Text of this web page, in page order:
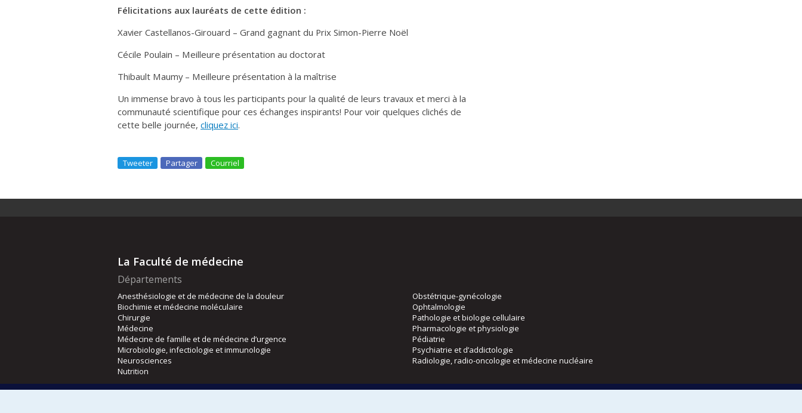
Félicitations aux lauréats de cette édition :
Xavier Castellanos-Girouard – Grand gagnant du Prix Simon-Pierre Noël
Cécile Poulain – Meilleure présentation au doctorat
Thibault Maumy – Meilleure présentation à la maîtrise
Un immense bravo à tous les participants pour la qualité de leurs travaux et merci à la
communauté scientifique pour ces échanges inspirants! Pour voir quelques clichés de
cette belle journée, cliquez ici.
Tweeter Partager Courriel
La Faculté de médecine
Départements
Anesthésiologie et de médecine de la douleur
Biochimie et médecine moléculaire
Chirurgie
Médecine
Médecine de famille et de médecine d’urgence
Microbiologie, infectiologie et immunologie
Neurosciences
Nutrition
Obstétrique-gynécologie
Ophtalmologie
Pathologie et biologie cellulaire
Pharmacologie et physiologie
Pédiatrie
Psychiatrie et d’addictologie
Radiologie, radio-oncologie et médecine nucléaire